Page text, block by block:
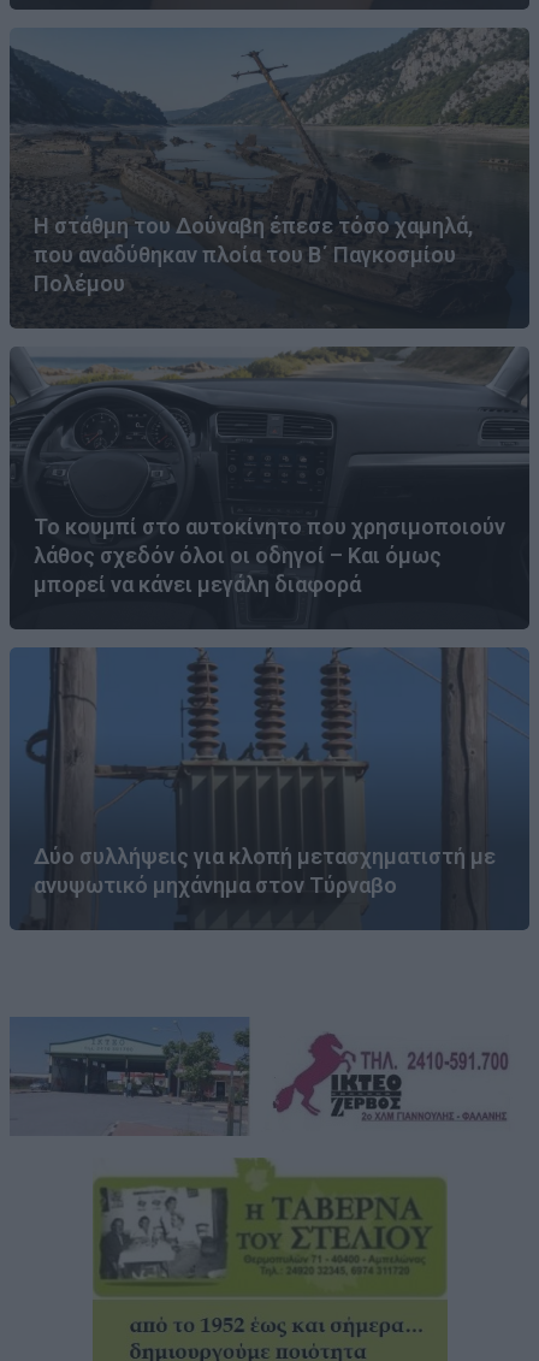
Η στάθμη του Δούναβη έπεσε τόσο χαμηλά,
που αναδύθηκαν πλοία του Β΄ Παγκοσμίου
Πολέμου
Το κουμπί στο αυτοκίνητο που χρησιμοποιούν
λάθος σχεδόν όλοι οι οδηγοί – Και όμως
μπορεί να κάνει μεγάλη διαφορά
Δύο συλλήψεις για κλοπή μετασχηματιστή με
ανυψωτικό μηχάνημα στον Τύρναβο